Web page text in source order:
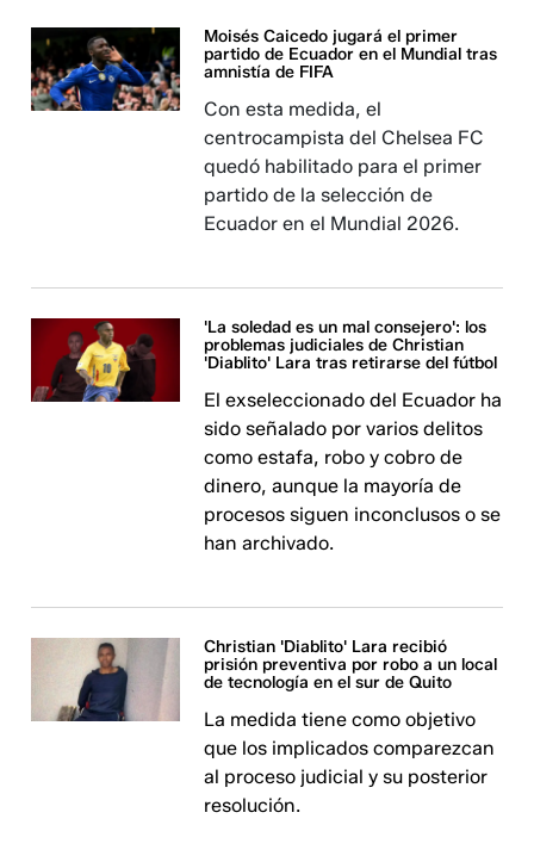
Moisés Caicedo jugará el primer
partido de Ecuador en el Mundial tras
amnistía de FIFA
Con esta medida, el
centrocampista del Chelsea FC
quedó habilitado para el primer
partido de la selección de
Ecuador en el Mundial 2026.
'La soledad es un mal consejero': los
problemas judiciales de Christian
'Diablito' Lara tras retirarse del fútbol
El exseleccionado del Ecuador ha
sido señalado por varios delitos
como estafa, robo y cobro de
dinero, aunque la mayoría de
procesos siguen inconclusos o se
han archivado.
Christian 'Diablito' Lara recibió
prisión preventiva por robo a un local
de tecnología en el sur de Quito
La medida tiene como objetivo
que los implicados comparezcan
al proceso judicial y su posterior
resolución.